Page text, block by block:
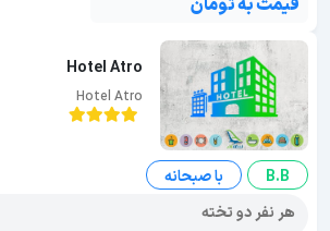
قیمت به تومان
Hotel Atro
Hotel Atro
B.B
با صبحانه
هر نفر دو تخته